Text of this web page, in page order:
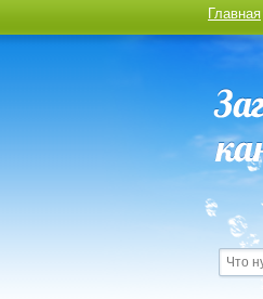
Главная